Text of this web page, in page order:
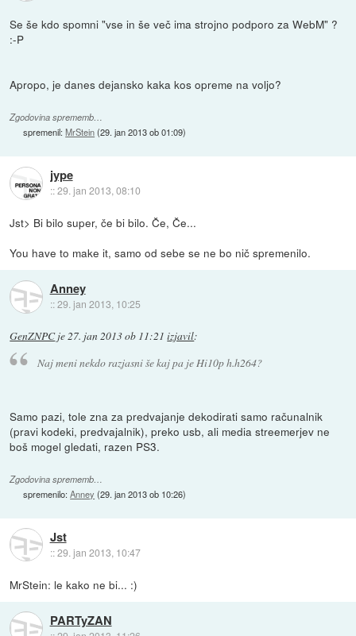
Se še kdo spomni "vse in še več ima strojno podporo za WebM" ?
:-P
Apropo, je danes dejansko kaka kos opreme na voljo?
Zgodovina sprememb…
spremenil:MrStein(29. jan 2013 ob 01:09)
jype
::29. jan 2013, 08:10
Jst> Bi bilo super, če bi bilo. Če, Če...
You have to make it, samo od sebe se ne bo nič spremenilo.
Anney
::29. jan 2013, 10:25
GenZNPCje27. jan 2013 ob 11:21 izjavil:
Naj meni nekdo razjasni še kaj pa je Hi10p h.h264?
Samo pazi, tole zna za predvajanje dekodirati samo računalnik
(pravi kodeki, predvajalnik), preko usb, ali media streemerjev ne
boš mogel gledati, razen PS3.
Zgodovina sprememb…
spremenilo:Anney (29. jan 2013 ob 10:26)
Jst
::29. jan 2013, 10:47
MrStein: le kako ne bi... :)
PARTyZAN